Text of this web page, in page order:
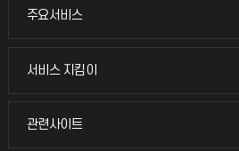
주요서비스
주요서비스
교무회의방송
서비스 지킴이
서비스 지킴이
묻고 답하기
관련사이트
관련사이트